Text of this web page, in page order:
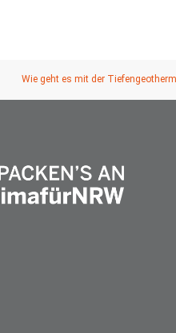
Wie geht es mit der